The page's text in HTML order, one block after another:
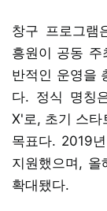
창구 프로그램
흥원이 공동 주
반적인 운영을
다. 정식 명칭
X'로, 초기 스타
목표다. 2019
지원했으며,
확대됐다.